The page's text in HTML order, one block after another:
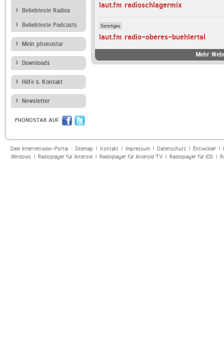
Beliebteste Radios
Beliebteste Podcasts
Mein phonostar
Downloads
Hilfe & Kontakt
Newsletter
PHONOSTAR AUF
laut.fm radioschlagermix
Sonstiges
laut.fm radio-oberes-buehlertal
Mehr
Dein Internetradio-Portal : Sitemap| Kontakt| Impressum| Datenschutz| Entwickler|
Windows| Radioplayer für Android| Radioplayer für Android TV| Radioplayer für iOS|